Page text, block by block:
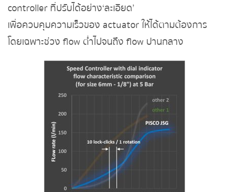
controller ที่ปรับได้อย่าง‘ละเอียด’
เพื่อควบคุมความเร็วของ actuator ให้ได้ตามต้องการ
โดยเฉพาะช่วง flow ต่ำไปจนถึง flow ปานกลาง